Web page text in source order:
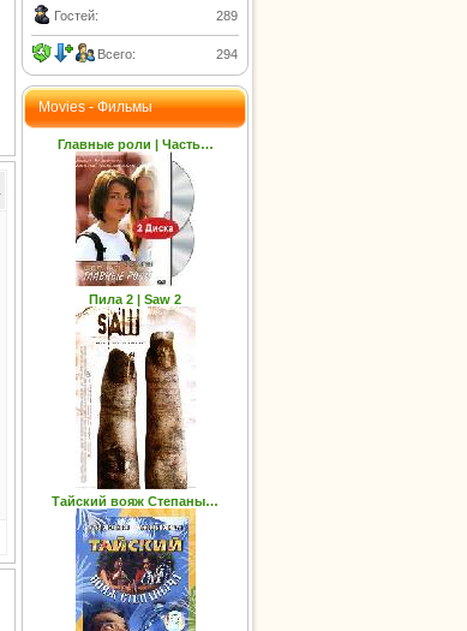
Гостей:
289
Всего: 294
Movies - Фильмы
Главные роли | Часть…
Пила 2 | Saw 2
Тайский вояж Степаны…